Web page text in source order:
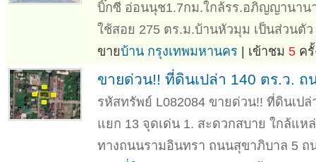
บิ๊กซี อ่อนนุช1.7กม.ใกล้รร.อภิญญานาน
ใช้สอย 275 ตร.ม.บ้านหัวมุม เป็นส่วนตั
ขายบ้าน กรุงเทพมหานคร | เข้าชม 5 ค
ขายด่วน!! ที่ดินเปล่า 140 ตร.ว.
รหัสทรัพย์ L082084 ขายด่วน!! ที่ดินเป
แยก 13 จุดเด่น 1. สะดวกสบาย ใกล้แห
ทางถนนรามอินทรา ถนนสุขาภิบาล 5 ถ